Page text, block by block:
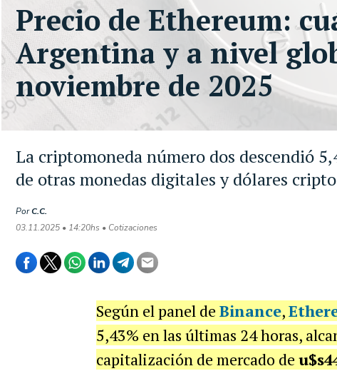
La criptomoneda número dos descendió
de otras monedas digitales y dólares cripto
PorC.C.
03.11.2025 • 14:20hs • Cotizaciones
Precio de Ethereum:
Argentina y a nivel
noviembre de 2025
Según el panel de Binance,
5,43% en las últimas 24 horas,
capitalización de mercado de